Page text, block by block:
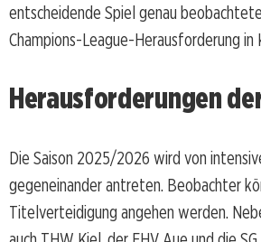
entscheidende Spiel genau
Champions-League-Herausforderung in
Herausforderungen
Die Saison 2025/2026 wird von
gegeneinander antreten. Beobachter
Titelverteidigung angehen werden.